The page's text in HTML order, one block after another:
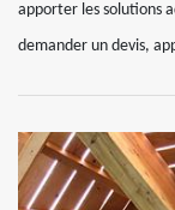
apporter les solutions
demander un devis,